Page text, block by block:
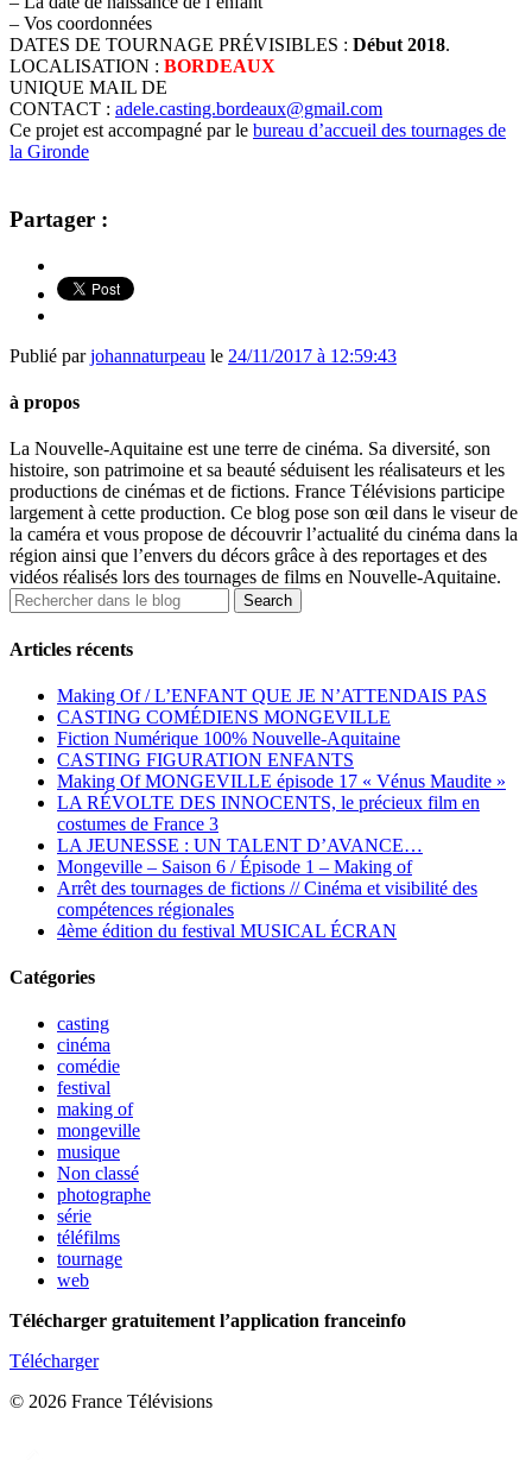
– Vos coordonnées
DATES DE TOURNAGE PRÉVISIBLES : Début 2018.
LOCALISATION : BORDEAUX
UNIQUE MAIL DE
CONTACT : adele.casting.bordeaux@gmail.com
Ce projet est accompagné par le bureau d’accueil des tournages de
la Gironde
Partager :
Publié parjohannaturpeau le 24/11/2017 à 12:59:43
à propos
La Nouvelle-Aquitaine est une terre de cinéma. Sa diversité, son
histoire, son patrimoine et sa beauté séduisent les réalisateurs et les
productions de cinémas et de fictions. France Télévisions participe
largement à cette production. Ce blog pose son œil dans le viseur de
la caméra et vous propose de découvrir l’actualité du cinéma dans la
région ainsi que l’envers du décors grâce à des reportages et des
vidéos réalisés lors des tournages de films en Nouvelle-Aquitaine.
Articles récents
Making Of / L’ENFANT QUE JE N’ATTENDAIS PAS
CASTING COMÉDIENS MONGEVILLE
Fiction Numérique 100% Nouvelle-Aquitaine
CASTING FIGURATION ENFANTS
Making Of MONGEVILLE épisode 17 « Vénus Maudite »
LA RÉVOLTE DES INNOCENTS, le précieux film en
costumes de France 3
LA JEUNESSE : UN TALENT D’AVANCE…
Mongeville – Saison 6 / Épisode 1 – Making of
Arrêt des tournages de fictions // Cinéma et visibilité des
compétences régionales
4ème édition du festival MUSICAL ÉCRAN
Catégories
casting
cinéma
comédie
festival
making of
mongeville
musique
Non classé
photographe
série
téléfilms
tournage
web
Télécharger gratuitement l’application franceinfo
Télécharger
© 2026 France Télévisions